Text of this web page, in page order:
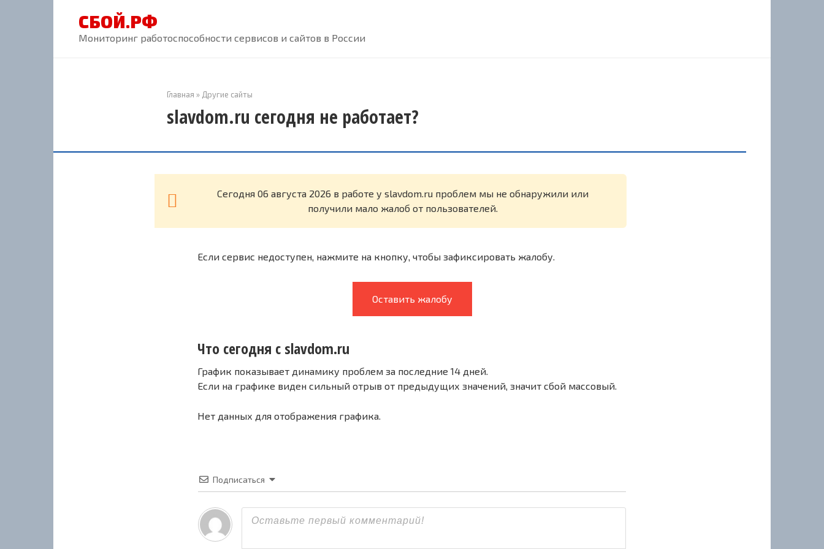
СБОЙ.РФ
Мониторинг работоспособности сервисов и сайтов в России
Главная » Другие сайты
slavdom.ru сегодня не работает?
Cегодня 06 августа 2026 в работе у slavdom.ru проблем мы не обнаружили или
получили мало жалоб от пользователей.
Если сервис недоступен, нажмите на кнопку, чтобы зафиксировать жалобу.
Оставить жалобу
Что сегодня с slavdom.ru
График показывает динамику проблем за последние 14 дней.
Если на графике виден сильный отрыв от предыдущих значений, значит сбой массовый.
Нет данных для отображения графика.
Подписаться